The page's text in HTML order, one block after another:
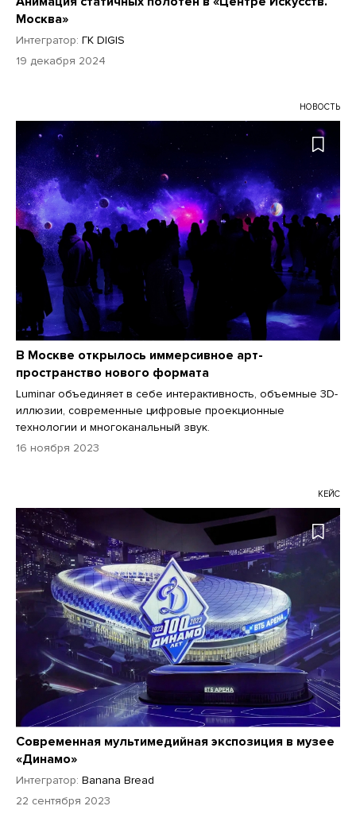
Москва»
Интегратор: ГК DIGIS
19 декабря 2024
НОВОСТЬ
В Москве открылось иммерсивное арт-
пространство нового формата
Luminar объединяет в себе интерактивность, объемные 3D-
иллюзии, современные цифровые проекционные
технологии и многоканальный звук.
16 ноября 2023
КЕЙС
Современная мультимедийная экспозиция в музее
«Динамо»
Интегратор: Banana Bread
22 сентября 2023